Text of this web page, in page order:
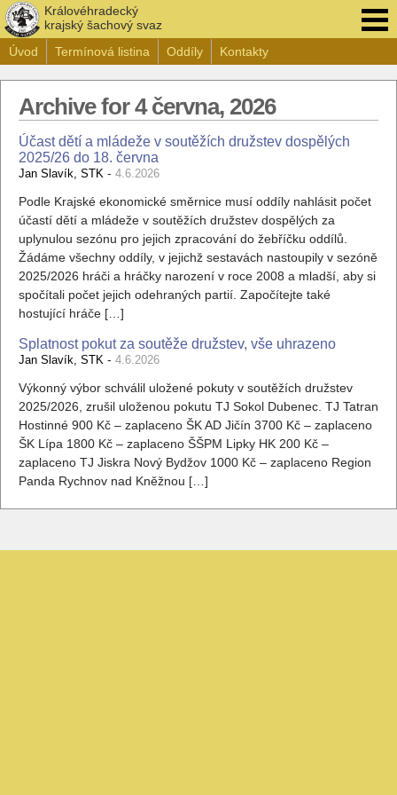
Královéhradecký
krajský šachový svaz
Úvod
Termínová listina Oddíly Kontakty
Archive for 4 června, 2026
Účast dětí a mládeže v soutěžích družstev dospělých
2025/26 do 18. června
Jan Slavík, STK - 4.6.2026
Podle Krajské ekonomické směrnice musí oddíly nahlásit počet
účastí dětí a mládeže v soutěžích družstev dospělých za
uplynulou sezónu pro jejich zpracování do žebříčku oddílů.
Žádáme všechny oddíly, v jejichž sestavách nastoupily v sezóně
2025/2026 hráči a hráčky narození v roce 2008 a mladší, aby si
spočítali počet jejich odehraných partií. Započítejte také
hostující hráče […]
Splatnost pokut za soutěže družstev, vše uhrazeno
Jan Slavík, STK - 4.6.2026
Výkonný výbor schválil uložené pokuty v soutěžích družstev
2025/2026, zrušil uloženou pokutu TJ Sokol Dubenec. TJ Tatran
Hostinné 900 Kč – zaplaceno ŠK AD Jičín 3700 Kč – zaplaceno
ŠK Lípa 1800 Kč – zaplaceno ŠŠPM Lipky HK 200 Kč –
zaplaceno TJ Jiskra Nový Bydžov 1000 Kč – zaplaceno Region
Panda Rychnov nad Kněžnou […]